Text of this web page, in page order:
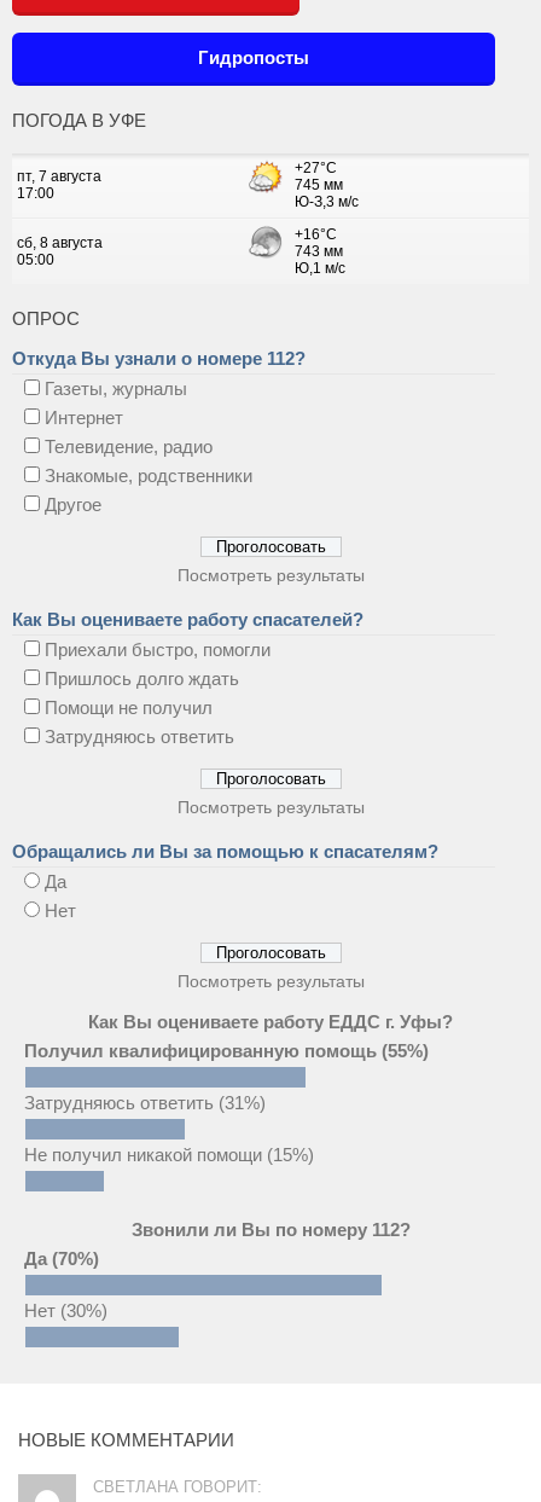
Гидропосты
ПОГОДА В УФЕ
ОПРОС
Откуда Вы узнали о номере 112?
Газеты, журналы
Интернет
Телевидение, радио
Знакомые, родственники
Другое
Посмотреть результаты
Как Вы оцениваете работу спасателей?
Приехали быстро, помогли
Пришлось долго ждать
Помощи не получил
Затрудняюсь ответить
Посмотреть результаты
Обращались ли Вы за помощью к спасателям?
Да
Нет
Посмотреть результаты
Как Вы оцениваете работу ЕДДС г. Уфы?
Получил квалифицированную помощь (55%)
Затрудняюсь ответить (31%)
Не получил никакой помощи (15%)
Звонили ли Вы по номеру 112?
Да (70%)
Нет (30%)
НОВЫЕ КОММЕНТАРИИ
СВЕТЛАНА ГОВОРИТ: